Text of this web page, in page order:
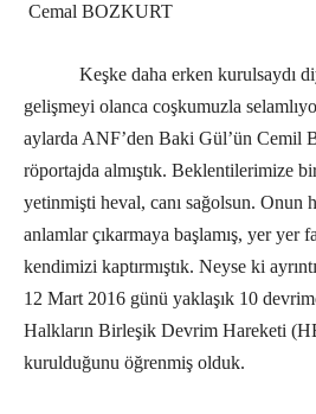
Cemal BOZKURT
Keşke daha erken kurulsaydı
gelişmeyi olanca coşkumuzla
aylarda ANF’den Baki Gül’ün Cemil
röportajda almıştık. Beklentilerimize
yetinmişti heval, canı sağolsun. Onun
anlamlar çıkarmaya başlamış, yer yer
kendimizi kaptırmıştık. Neyse ki
12 Mart 2016 günü yaklaşık 10
Halkların Birleşik Devrim Hareketi
kurulduğunu öğrenmiş olduk.